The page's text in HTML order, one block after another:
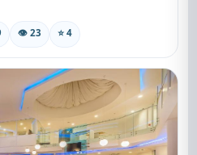
👁 23 ⭐ 4